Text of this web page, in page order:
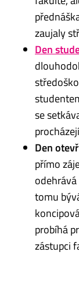
zaujaly
Den
se
Den
přímo
tomu
probíhá
zástupci